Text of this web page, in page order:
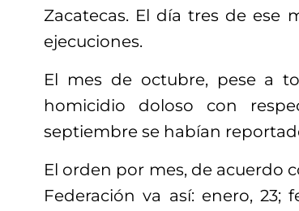
Zacatecas. El día tres de ese
ejecuciones.
El mes de octubre, pese a
homicidio doloso con
septiembre se habían
El orden por mes, de acuerdo
Federación va así: enero, 23;